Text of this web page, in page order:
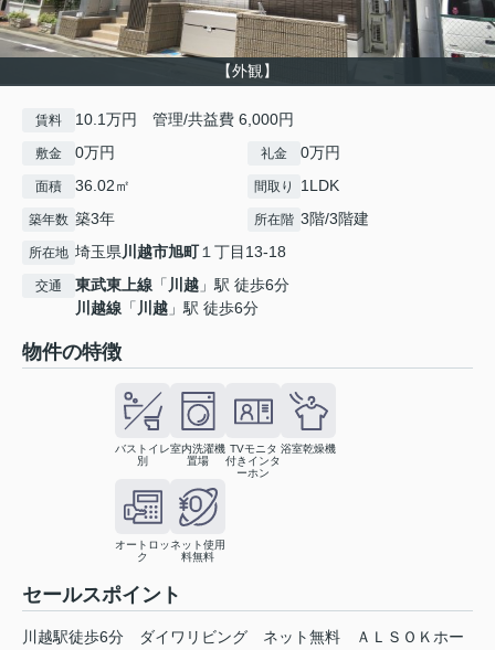
【外観】
賃料 10.1万円 管理/共益費 6,000円
敷金 0万円 礼金 0万円
面積 36.02㎡ 間取り 1LDK
築年数 築3年 所在階 3階/3階建
所在地 埼玉県川越市旭町１丁目13-18
交通 東武東上線 「 川越 」駅 徒歩6分
川越線 「 川越 」駅 徒歩6分
物件の特徴
バストイレ
別
室内洗濯機
置場
TVモニタ
付きインタ
ーホン
浴室乾燥機
オートロッ
ク
ネット使用
料無料
セールスポイント
川越駅徒歩6分 ダイワリビング ネット無料 ＡＬＳＯＫホー